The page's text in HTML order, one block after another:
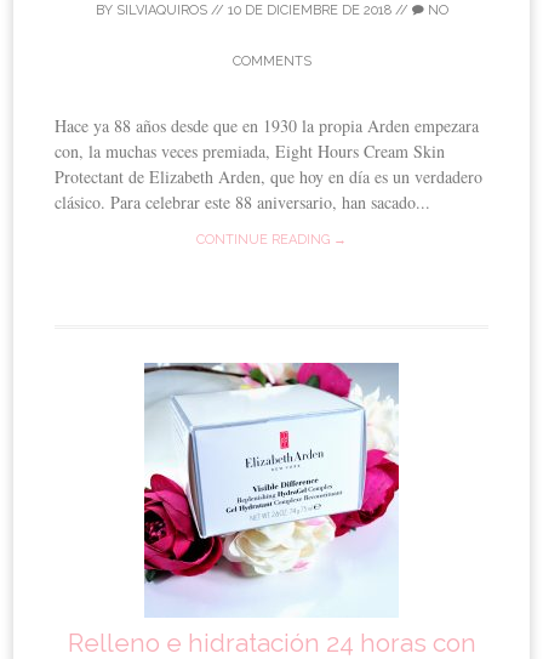
BY SILVIAQUIROS// 10 DE DICIEMBRE DE 2018// NO
COMMENTS
Hace ya 88 años desde que en 1930 la propia Arden empezara
con, la muchas veces premiada, Eight Hours Cream Skin
Protectant de Elizabeth Arden, que hoy en día es un verdadero
clásico. Para celebrar este 88 aniversario, han sacado...
CONTINUE READING →
Relleno e hidratación 24 horas con